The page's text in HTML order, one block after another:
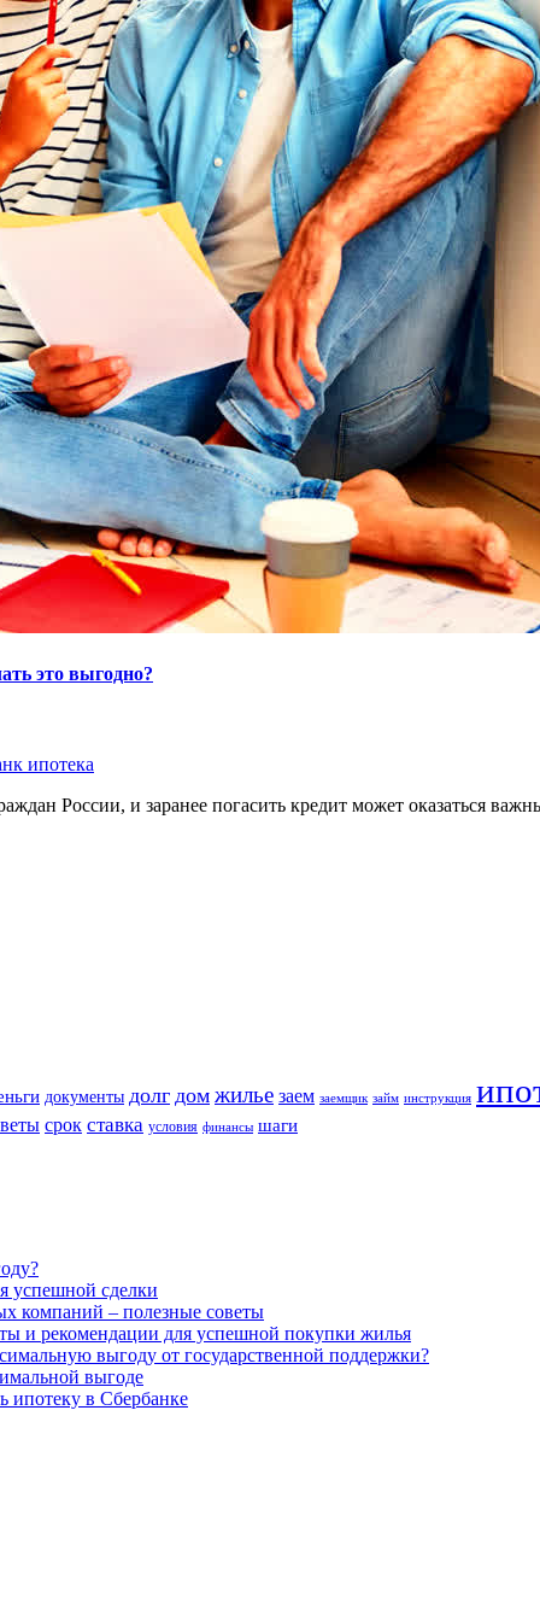
это выгодно?
ипотека
России, и заранее погасить кредит может оказаться
документы долг дом жилье заем заемщик займ инструкция
срок ставка условия финансы шаги
успешной сделки
компаний – полезные советы
и рекомендации для успешной покупки жилья
выгоду от государственной поддержки?
выгоде
ипотеку в Сбербанке